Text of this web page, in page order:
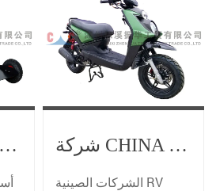
اختيار مكونات اسطوانة شركة CHINA RV BURNER - كيفية اختيار الموقد المناسب
الشركات الصينية RV